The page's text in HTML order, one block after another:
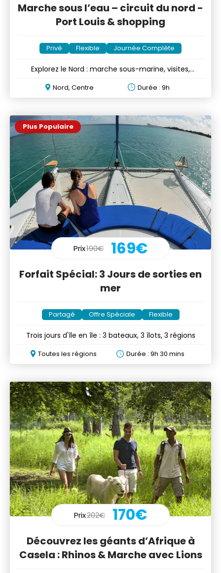
Marche sous l’eau – circuit du nord -
Port Louis & shopping
Privé Flexible Journée Complète
Explorez le Nord : marche sous-marine, visites,
Nord, Centre Durée : 9h
Plus Populaire
Prix190€ 169€
Forfait Spécial: 3 Jours de sorties en
mer
Partagé Offre Spéciale Flexible
Trois jours d'île en île : 3 bateaux, 3 îlots, 3 régions
Toutes les régions Durée : 9h 30 mins
Prix202€ 170€
Découvrez les géants d’Afrique à
Casela : Rhinos & Marche avec Lions